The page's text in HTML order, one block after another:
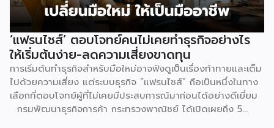
‘แฟรนไชส์’ ตอบโจทย์คนไม่เคยทำธุรกิจอย่างไร
ให้เริ่มต้นง่าย-ลดความเสี่ยงขาดทุน
การเริ่มต้นทำธุรกิจสำหรับมือใหม่อาจฟังดูเป็นเรื่องท้าทายและเต็ม
ไปด้วยความเสี่ยง แต่ระบบธุรกิจ “แฟรนไชส์” ถือเป็นหนึ่งในทาง
เลือกที่ตอบโจทย์ผู้ที่ไม่เคยมีประสบการณ์มาก่อนได้อย่างดีเยี่ยม
กรมพัฒนาธุรกิจการค้า กระทรวงพาณิชย์ ได้เปิดเผยถึง 5